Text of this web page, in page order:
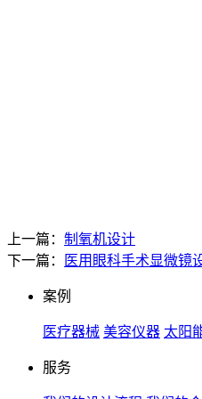
上一篇： 制氧机设计
下一篇：
医用眼科手术显微镜
案例
医疗器械 美容仪器 太阳
服务